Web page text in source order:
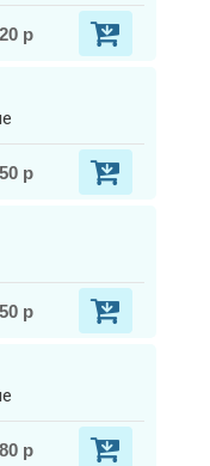
р
р
р
р